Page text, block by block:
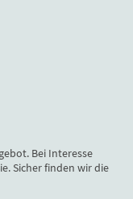
Bei Interesse
Sicher finden wir die